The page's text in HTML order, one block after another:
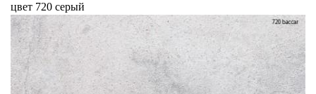
цвет 720 серый